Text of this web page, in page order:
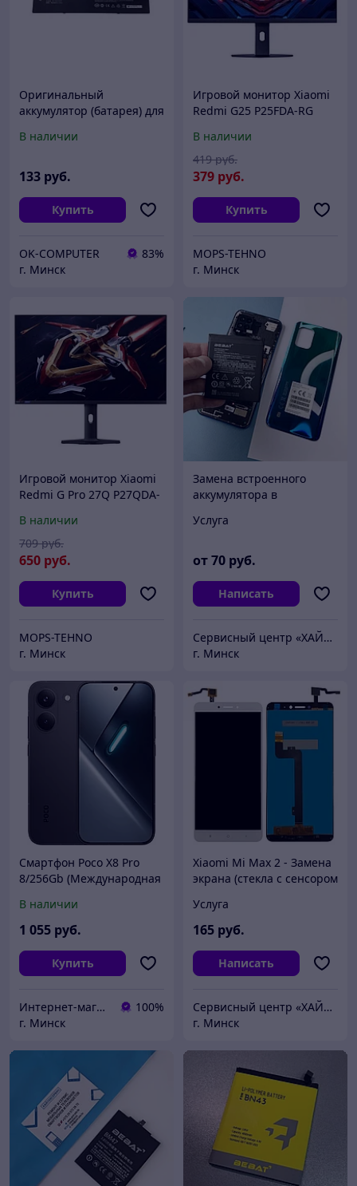
Оригинальный
аккумулятор (батарея) для
15.6 (R15B01W) 7.6V
В наличии
133 руб.
Купить
OK-COMPUTER
83%
г. Минск
Игровой монитор Xiaomi
Redmi G25 P25FDA-RG
В наличии
379 руб.
419 руб.
Купить
MOPS-TEHNO
г. Минск
Игровой монитор Xiaomi
Redmi G Pro 27Q P27QDA-
В наличии
650 руб.
709 руб.
Купить
MOPS-TEHNO
г. Минск
Замена встроенного
аккумулятора в
(Сяоми)
Услуга
от70 руб.
Написать
Сервисный центр «ХАЙТЕКСЕРВИС»
г. Минск
Смартфон Poco X8 Pro
8/256Gb (Международная
В наличии
1 055 руб.
Купить
Интернет-магазин ВашТелефон
100%
г. Минск
Xiaomi Mi Max 2 - Замена
экрана (стекла с сенсором
Услуга
165 руб.
Написать
Сервисный центр «ХАЙТЕКСЕРВИС»
г. Минск